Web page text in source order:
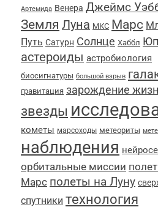
Артемида Венера Джеймс
Земля Луна МКС Марс
Путь Сатурн Солнце Хаббл
астероиды астробиология
биосигнатуры большой взрыв
гравитация зарождение
звезды
кометы марсоходы метеориты
наблюдения
орбитальные миссии
Марс полеты на Луну
спутники технология